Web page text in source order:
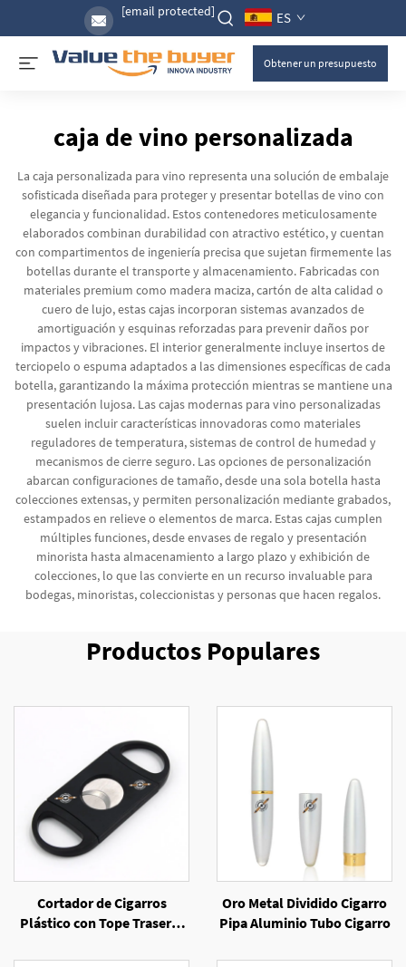
[email protected] ES
Obtener un presupuesto
caja de vino personalizada
La caja personalizada para vino representa una solución de embalaje
sofisticada diseñada para proteger y presentar botellas de vino con
elegancia y funcionalidad. Estos contenedores meticulosamente
elaborados combinan durabilidad con atractivo estético, y cuentan
con compartimentos de ingeniería precisa que sujetan firmemente las
botellas durante el transporte y almacenamiento. Fabricadas con
materiales premium como madera maciza, cartón de alta calidad o
cuero de lujo, estas cajas incorporan sistemas avanzados de
amortiguación y esquinas reforzadas para prevenir daños por
impactos y vibraciones. El interior generalmente incluye insertos de
terciopelo o espuma adaptados a las dimensiones específicas de cada
botella, garantizando la máxima protección mientras se mantiene una
presentación lujosa. Las cajas modernas para vino personalizadas
suelen incluir características innovadoras como materiales
reguladores de temperatura, sistemas de control de humedad y
mecanismos de cierre seguro. Las opciones de personalización
abarcan configuraciones de tamaño, desde una sola botella hasta
colecciones extensas, y permiten personalización mediante grabados,
estampados en relieve o elementos de marca. Estas cajas cumplen
múltiples funciones, desde envases de regalo y presentación
minorista hasta almacenamiento a largo plazo y exhibición de
colecciones, lo que las convierte en un recurso invaluable para
bodegas, minoristas, coleccionistas y personas que hacen regalos.
Productos Populares
Cortador de Cigarros
Plástico con Tope Trasero,
Oro Metal Dividido Cigarro
Pipa Aluminio Tubo Cigarro